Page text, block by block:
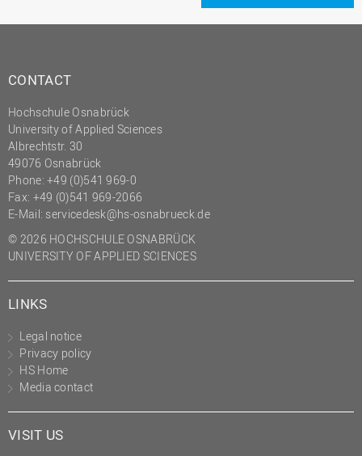
CONTACT
Hochschule Osnabrück
University of Applied Sciences
Albrechtstr. 30
49076 Osnabrück
Phone: +49 (0)541 969-0
Fax: +49 (0)541 969-2066
E-Mail: servicedesk@hs-osnabrueck.de
© 2026 HOCHSCHULE OSNABRÜCK
UNIVERSITY OF APPLIED SCIENCES
LINKS
Legal notice
Privacy policy
HS Home
Media contact
VISIT US